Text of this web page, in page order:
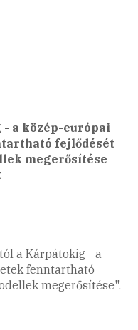
a közép-európai
fejlődését
megerősítése
a Kárpátokig - a
fenntartható
megerősítése".